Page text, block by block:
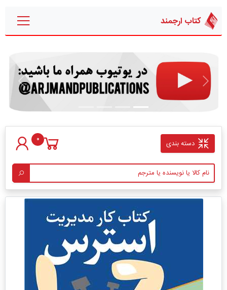
کتاب ارجمند
قبلی بعدی
دسته بندی 0